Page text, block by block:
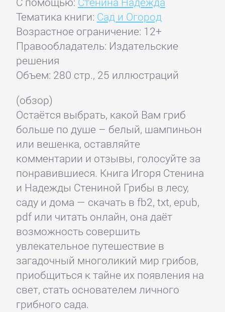
Тематика книги: Сад и Огород
Возрастное ограничение: 12+
Правообладатель: Издательские
решения
Объем: 280 стр., 25 иллюстраций
(обзор)
Остаётся выбрать, какой Вам гриб
больше по душе – белый, шампиньон
или вешенка, оставляйте
комментарии и отзывы, голосуйте за
понравившиеся. Книга Игоря Стенина
и Надежды Стениной Грибы в лесу,
саду и дома — скачать в fb2, txt, epub,
pdf или читать онлайн, она даёт
возможность совершить
увлекательное путешествие в
загадочный многоликий мир грибов,
приобщиться к тайне их появления на
свет, стать основателем личного
грибного сада.